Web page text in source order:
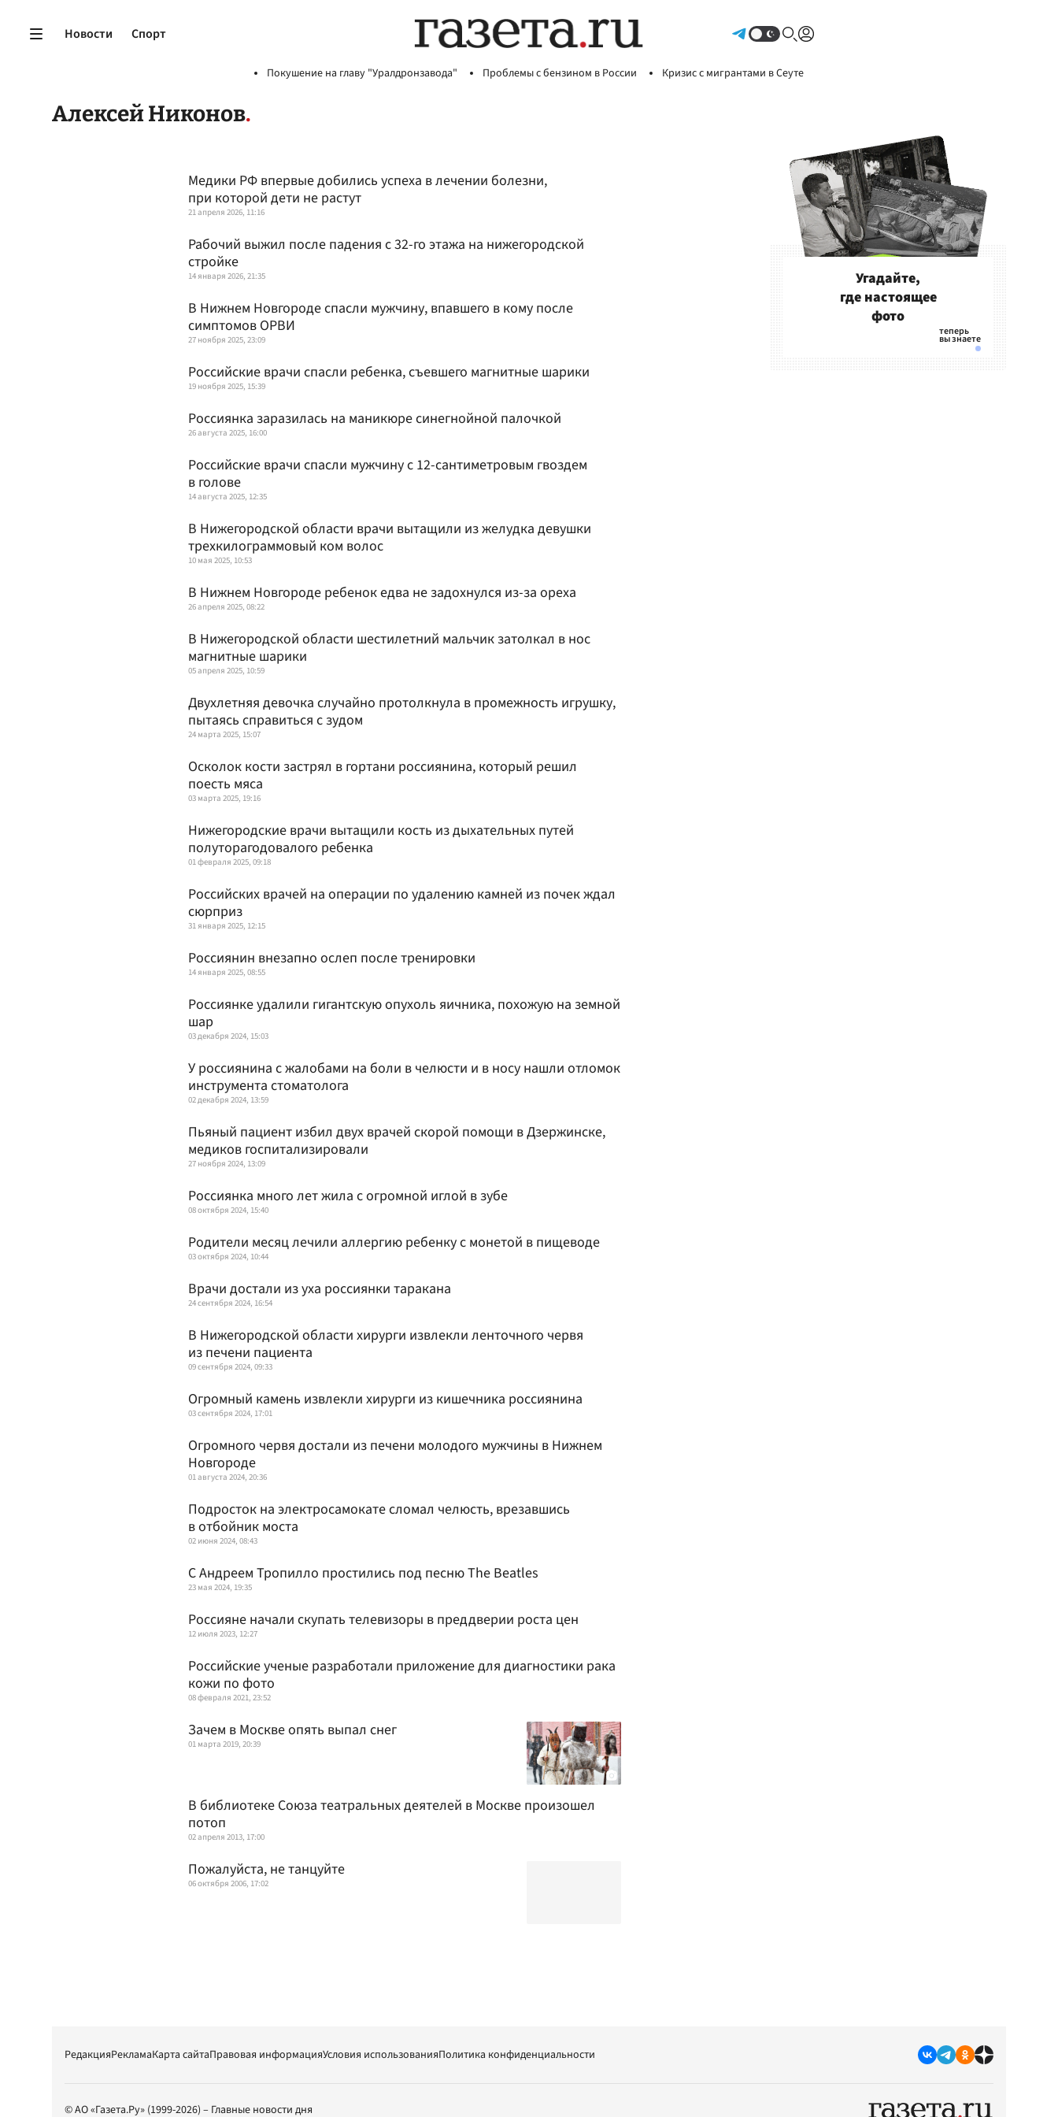
Новости Спорт
Покушение на главу "Уралдронзавода" Проблемы с бензином в России Кризис с мигрантами в Сеуте
Алексей Никонов
Медики РФ впервые добились успеха в лечении болезни,
при которой дети не растут
21 апреля 2026, 11:16
Рабочий выжил после падения с 32-го этажа на нижегородской
стройке
14 января 2026, 21:35
В Нижнем Новгороде спасли мужчину, впавшего в кому после
симптомов ОРВИ
27 ноября 2025, 23:09
Российские врачи спасли ребенка, съевшего магнитные шарики
19 ноября 2025, 15:39
Россиянка заразилась на маникюре синегнойной палочкой
26 августа 2025, 16:00
Российские врачи спасли мужчину с 12-сантиметровым гвоздем
в голове
14 августа 2025, 12:35
В Нижегородской области врачи вытащили из желудка девушки
трехкилограммовый ком волос
10 мая 2025, 10:53
В Нижнем Новгороде ребенок едва не задохнулся из-за ореха
26 апреля 2025, 08:22
В Нижегородской области шестилетний мальчик затолкал в нос
магнитные шарики
05 апреля 2025, 10:59
Двухлетняя девочка случайно протолкнула в промежность игрушку,
пытаясь справиться с зудом
24 марта 2025, 15:07
Осколок кости застрял в гортани россиянина, который решил
поесть мяса
03 марта 2025, 19:16
Нижегородские врачи вытащили кость из дыхательных путей
полуторагодовалого ребенка
01 февраля 2025, 09:18
Российских врачей на операции по удалению камней из почек ждал
сюрприз
31 января 2025, 12:15
Россиянин внезапно ослеп после тренировки
14 января 2025, 08:55
Россиянке удалили гигантскую опухоль яичника, похожую на земной
шар
03 декабря 2024, 15:03
У россиянина с жалобами на боли в челюсти и в носу нашли отломок
инструмента стоматолога
02 декабря 2024, 13:59
Пьяный пациент избил двух врачей скорой помощи в Дзержинске,
медиков госпитализировали
27 ноября 2024, 13:09
Россиянка много лет жила с огромной иглой в зубе
08 октября 2024, 15:40
Родители месяц лечили аллергию ребенку с монетой в пищеводе
03 октября 2024, 10:44
Врачи достали из уха россиянки таракана
24 сентября 2024, 16:54
В Нижегородской области хирурги извлекли ленточного червя
из печени пациента
09 сентября 2024, 09:33
Огромный камень извлекли хирурги из кишечника россиянина
03 сентября 2024, 17:01
Огромного червя достали из печени молодого мужчины в Нижнем
Новгороде
01 августа 2024, 20:36
Подросток на электросамокате сломал челюсть, врезавшись
в отбойник моста
02 июня 2024, 08:43
С Андреем Тропилло простились под песню The Beatles
23 мая 2024, 19:35
Россияне начали скупать телевизоры в преддверии роста цен
12 июля 2023, 12:27
Российские ученые разработали приложение для диагностики рака
кожи по фото
08 февраля 2021, 23:52
Зачем в Москве опять выпал снег
01 марта 2019, 20:39
В библиотеке Союза театральных деятелей в Москве произошел
потоп
02 апреля 2013, 17:00
Пожалуйста, не танцуйте
06 октября 2006, 17:02
Угадайте,
где настоящее
фото
РедакцияРекламаКарта сайтаПравовая информацияУсловия использованияПолитика конфиденциальности
© АО «Газета.Ру» (1999-2026) – Главные новости дня